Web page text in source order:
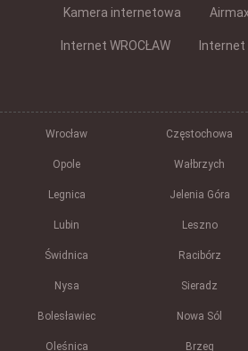
Kamera internetowa
Internet WROCŁAW Internet
Wrocław Częstochowa
Opole Wałbrzych
Legnica Jelenia Góra
Lubin Leszno
Świdnica Racibórz
Nysa Sieradz
Bolesławiec Nowa Sól
Oleśnica Brzeg